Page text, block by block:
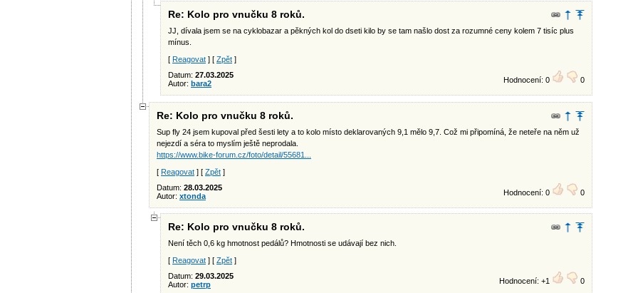
Re: Kolo pro vnučku 8 roků.
JJ, dívala jsem se na cyklobazar a pěkných kol do dseti kilo by se tam našlo dost za rozumné ceny kolem 7 tisíc plus
mínus.
[ Reagovat ] [ Zpět ]
Datum: 27.03.2025
Autor: bara2 Hodnocení: 0 0
Re: Kolo pro vnučku 8 roků.
Sup fly 24 jsem kupoval před šesti lety a to kolo místo deklarovaných 9,1 mělo 9,7. Což mi připomíná, že neteře na něm už
nejezdí a séra to myslím ještě neprodala.
https://www.bike-forum.cz/foto/detail/55681...
[ Reagovat ] [ Zpět ]
Datum: 28.03.2025
Autor: xtonda Hodnocení: 0 0
Re: Kolo pro vnučku 8 roků.
Není těch 0,6 kg hmotnost pedálů? Hmotnosti se udávají bez nich.
[ Reagovat ] [ Zpět ]
Datum: 29.03.2025
Autor: petrp Hodnocení: +1 0